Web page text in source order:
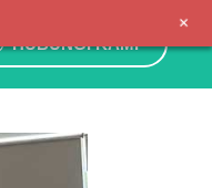
HUBUNGI KAMI
+